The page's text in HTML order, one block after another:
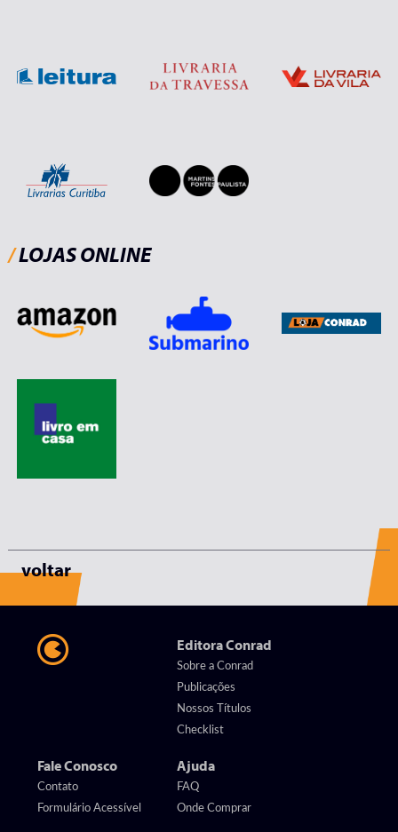
/LOJAS ONLINE
voltar
Editora Conrad
Sobre a Conrad
Publicações
Nossos Títulos
Checklist
Fale Conosco
Contato
Formulário Acessível
Ajuda
FAQ
Onde Comprar